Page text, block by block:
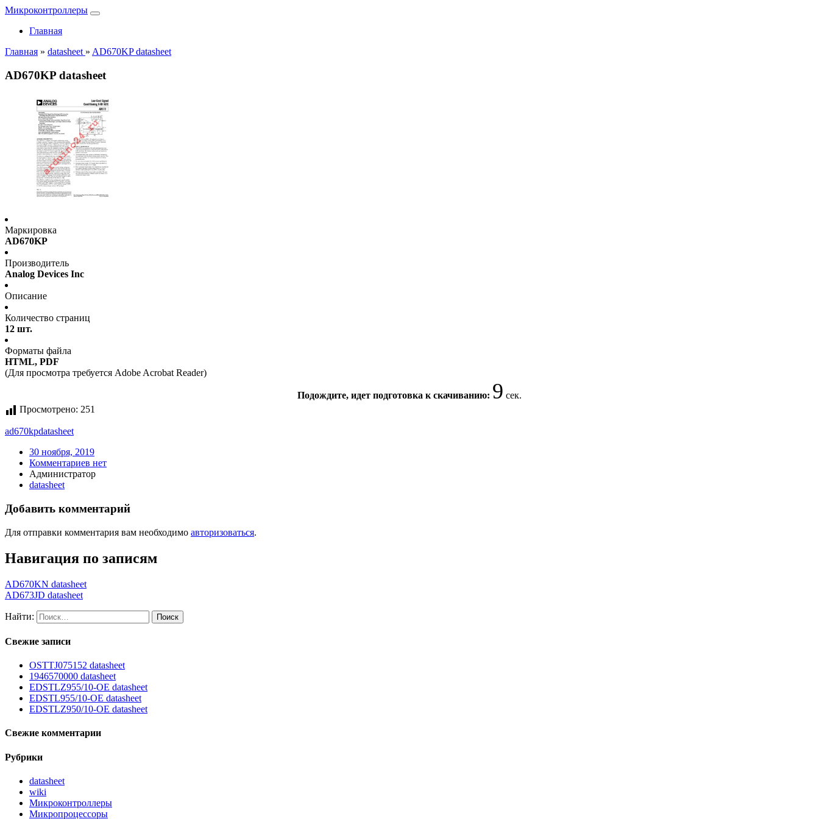
Микроконтроллеры
Главная
Главная » datasheet » AD670KP datasheet
AD670KP datasheet
Маркировка
AD670KP
Производитель
Analog Devices Inc
Описание
Количество страниц
12 шт.
Форматы файла
HTML, PDF
(Для просмотра требуется Adobe Acrobat Reader)
Подождите, идет подготовка к скачиванию: 9 сек.
Просмотрено: 251
ad670kpdatasheet
30 ноября, 2019
Комментариев нет
Администратор
datasheet
Добавить комментарий
Для отправки комментария вам необходимо авторизоваться.
Навигация по записям
AD670KN datasheet
AD673JD datasheet
Найти:
Свежие записи
OSTTJ075152 datasheet
1946570000 datasheet
EDSTLZ955/10-OE datasheet
EDSTL955/10-OE datasheet
EDSTLZ950/10-OE datasheet
Свежие комментарии
Рубрики
datasheet
wiki
Микроконтроллеры
Микропроцессоры